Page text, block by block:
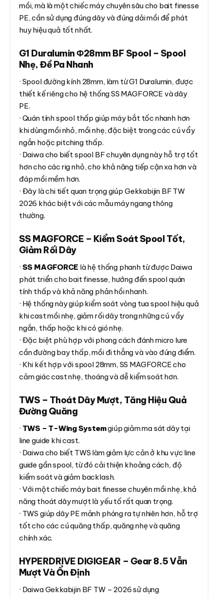
mồi, mà là một chiếc máy chuyên sâu cho bait finesse
PE, cần sử dụng đúng dây và đúng dải mồi để phát
huy hiệu quả tốt nhất.
G1 Duralumin Φ28mm BF Spool – Spool
Nhẹ, Đề Pa Nhanh
· Spool đường kính 28mm, làm từ G1 Duralumin, được
thiết kế riêng cho hệ thống SS MAGFORCE và dây
PE.
· Quán tính spool thấp giúp máy bắt tốc nhanh hơn
khi dùng mồi nhỏ, mồi nhẹ, đặc biệt trong các cú vẩy
ngắn hoặc pitching thấp.
· Daiwa cho biết spool BF chuyên dụng này hỗ trợ tốt
hơn cho các rig nhỏ, cho khả năng tiếp cận xa hơn và
đáp mồi mềm hơn.
· Đây là chi tiết quan trọng giúp Gekkabijin BF TW
2026 khác biệt với các mẫu máy ngang thông
thường.
SS MAGFORCE – Kiểm Soát Spool Tốt,
Giảm Rối Dây
· SS MAGFORCE là hệ thống phanh từ được Daiwa
phát triển cho bait finesse, hướng đến spool quán
tính thấp và khả năng phản hồi nhanh.
· Hệ thống này giúp kiểm soát vòng tua spool hiệu quả
khi cast mồi nhẹ, giảm rối dây trong những cú vẩy
ngắn, thấp hoặc khi có gió nhẹ.
· Đặc biệt phù hợp với phong cách đánh micro lure
cần đường bay thấp, mồi đi thẳng và vào đúng điểm.
· Khi kết hợp với spool 28mm, SS MAGFORCE cho
cảm giác cast nhẹ, thoáng và dễ kiểm soát hơn.
TWS – Thoát Dây Mượt, Tăng Hiệu Quả
Đường Quăng
· TWS – T-Wing Systemgiúp giảm ma sát dây tại
line guide khi cast.
· Daiwa cho biết TWS làm giảm lực cản ở khu vực line
guide gần spool, từ đó cải thiện khoảng cách, độ
kiểm soát và giảm backlash.
· Với một chiếc máy bait finesse chuyên mồi nhẹ, khả
năng thoát dây mượt là yếu tố rất quan trọng.
· TWS giúp dây PE mảnh phóng ra tự nhiên hơn, hỗ trợ
tốt cho các cú quăng thấp, quăng nhẹ và quăng
chính xác.
HYPERDRIVE DIGIGEAR – Gear 8.5 Vẫn
Mượt Và Ổn Định
· Daiwa Gekkabijin BF TW – 2026 sử dụng